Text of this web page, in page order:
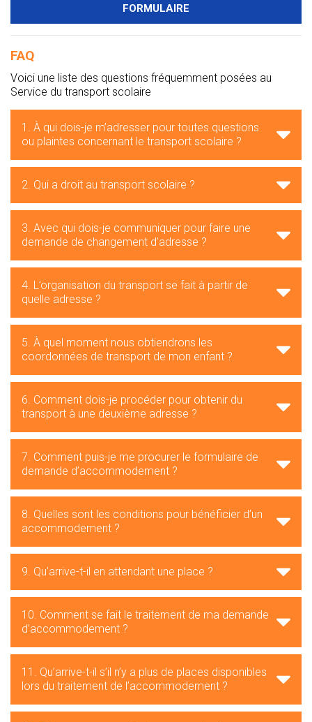
FORMULAIRE
FAQ
Voici une liste des questions fréquemment posées au
Service du transport scolaire
1. À qui dois-je m’adresser pour toutes questions
ou plaintes concernant le transport scolaire ?
2. Qui a droit au transport scolaire ?
3. Avec qui dois-je communiquer pour faire une
demande de changement d’adresse ?
4. L’organisation du transport se fait à partir de
quelle adresse ?
5. À quel moment nous obtiendrons les
coordonnées de transport de mon enfant ?
6. Comment dois-je procéder pour obtenir du
transport à une deuxième adresse ?
7. Comment puis-je me procurer le formulaire de
demande d’accommodement ?
8. Quelles sont les conditions pour bénéficier d’un
accommodement ?
9. Qu’arrive-t-il en attendant une place ?
10. Comment se fait le traitement de ma demande
d’accommodement ?
11. Qu’arrive-t-il s’il n’y a plus de places disponibles
lors du traitement de l’accommodement ?